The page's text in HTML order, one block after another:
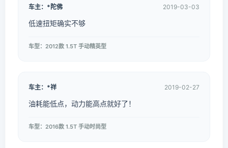
车主：*陀佛 2019-03-03
低速扭矩确实不够
车型：2012款 1.5T 手动精英型
车主：*祥 2019-02-27
油耗能低点，动力能高点就好了！
车型：2016款 1.5T 手动时尚型